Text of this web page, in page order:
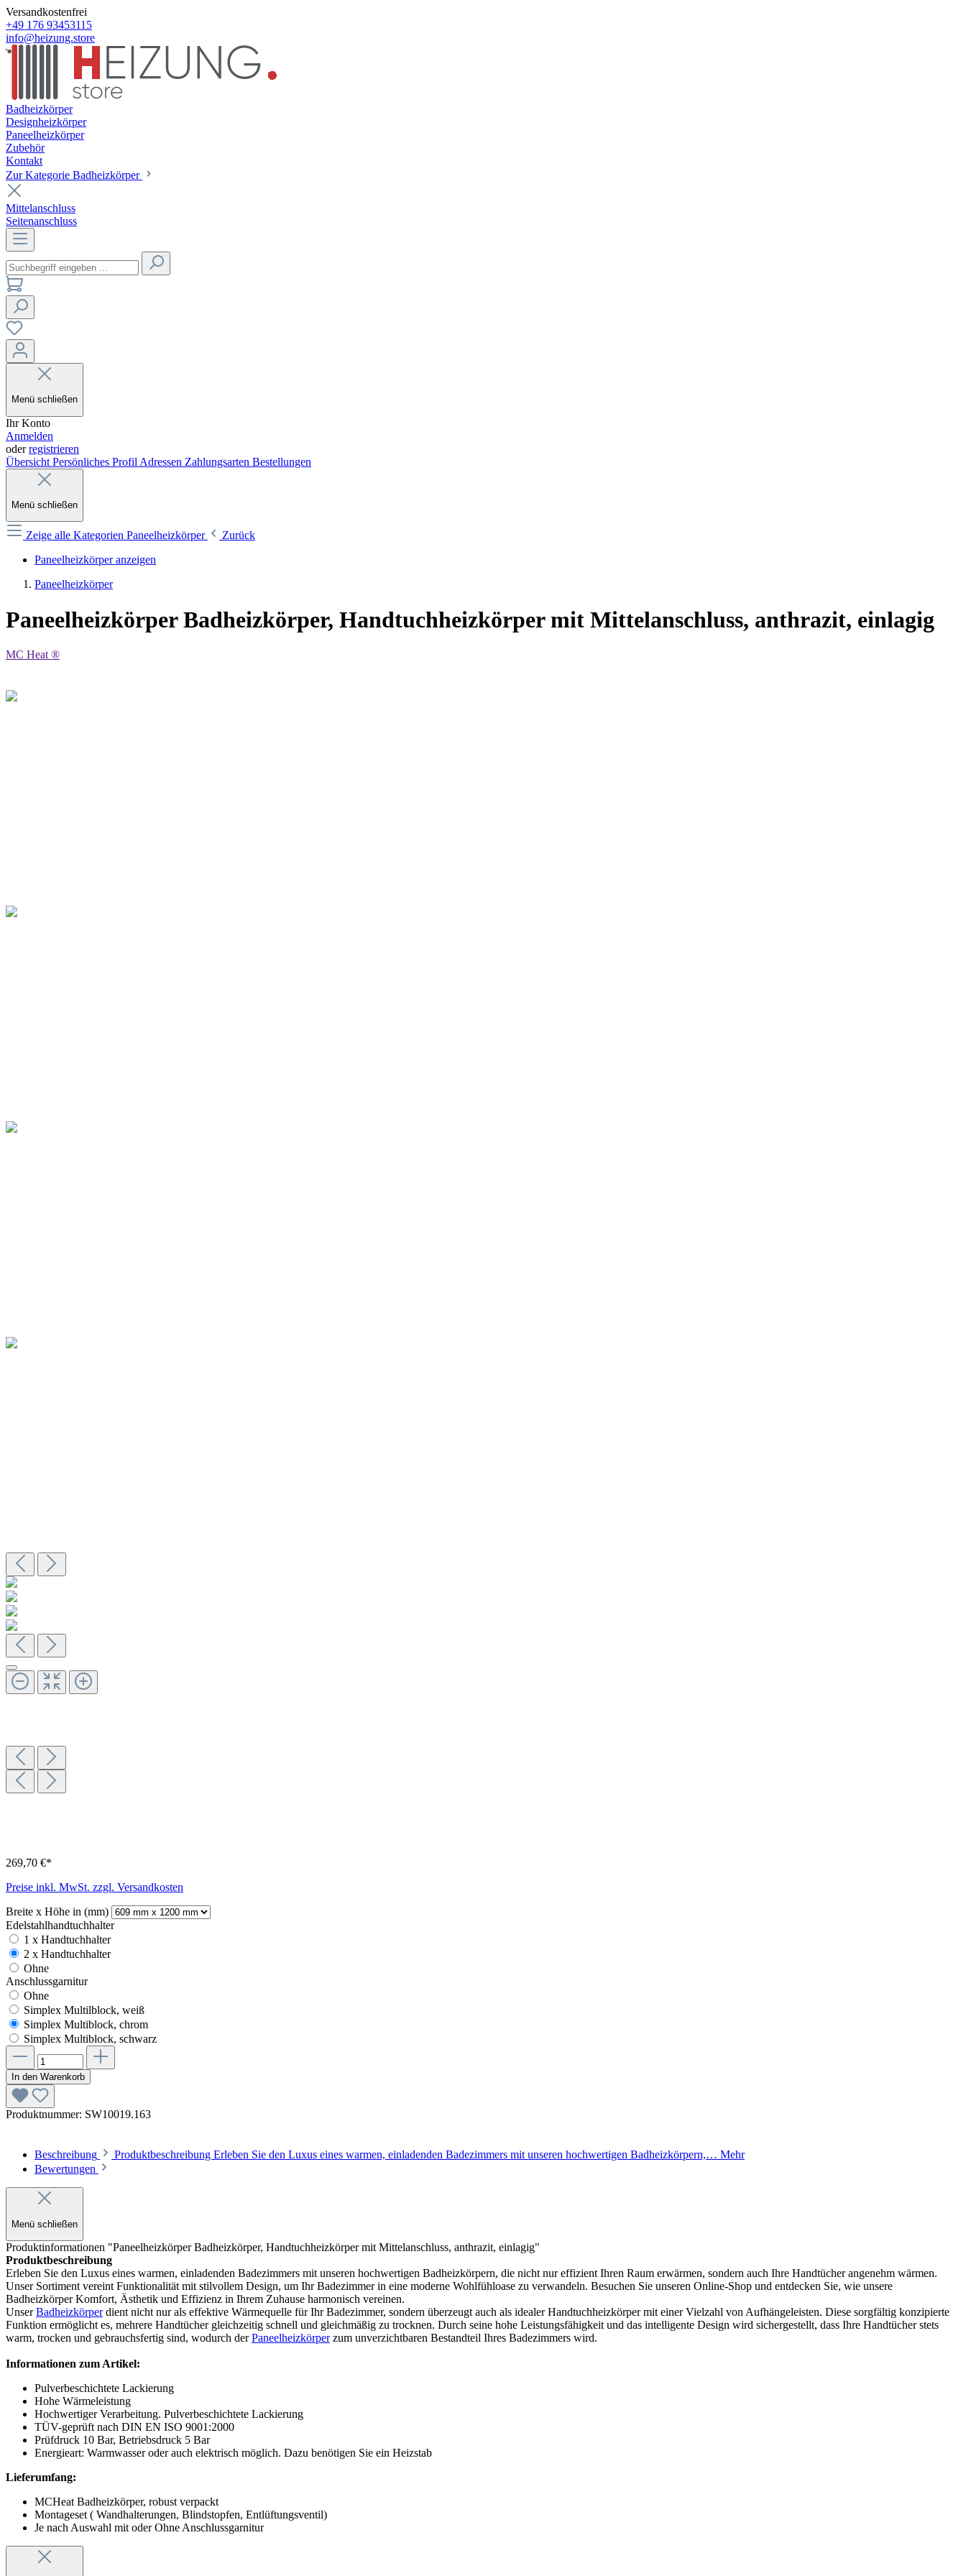
Versandkostenfrei
+49 176 93453115
info@heizung.store
Badheizkörper
Designheizkörper
Paneelheizkörper
Zubehör
Kontakt
Zur Kategorie Badheizkörper
Mittelanschluss
Seitenanschluss
Menü schließen
Ihr Konto
Anmelden
oderregistrieren
Übersicht Persönliches Profil Adressen Zahlungsarten Bestellungen
Menü schließen
Zeige alle Kategorien Paneelheizkörper
Zurück
Paneelheizkörper anzeigen
Paneelheizkörper
Paneelheizkörper Badheizkörper, Handtuchheizkörper mit Mittelanschluss, anthrazit, einlagig
MC Heat ®
269,70 €*
Preise inkl. MwSt. zzgl. Versandkosten
Breite x Höhe in (mm)
Edelstahlhandtuchhalter
1 x Handtuchhalter
2 x Handtuchhalter
Ohne
Anschlussgarnitur
Ohne
Simplex Multilblock, weiß
Simplex Multiblock, chrom
Simplex Multiblock, schwarz
In den Warenkorb
Produktnummer: SW10019.163
Beschreibung Produktbeschreibung Erleben Sie den Luxus eines warmen, einladenden Badezimmers mit unseren hochwertigen Badheizkörpern,… Mehr
Bewertungen
Menü schließen
Produktinformationen "Paneelheizkörper Badheizkörper, Handtuchheizkörper mit Mittelanschluss, anthrazit, einlagig"
Produktbeschreibung
Erleben Sie den Luxus eines warmen, einladenden Badezimmers mit unseren hochwertigen Badheizkörpern, die nicht nur effizient Ihren Raum erwärmen, sondern auch Ihre Handtücher angenehm wärmen.
Unser Sortiment vereint Funktionalität mit stilvollem Design, um Ihr Badezimmer in eine moderne Wohlfühloase zu verwandeln. Besuchen Sie unseren Online-Shop und entdecken Sie, wie unsere
Badheizkörper Komfort, Ästhetik und Effizienz in Ihrem Zuhause harmonisch vereinen.
UnserBadheizkörperdient nicht nur als effektive Wärmequelle für Ihr Badezimmer, sondern überzeugt auch als idealer Handtuchheizkörper mit einer Vielzahl von Aufhängeleisten. Diese sorgfältig konzipierte
Funktion ermöglicht es, mehrere Handtücher gleichzeitig schnell und gleichmäßig zu trocknen. Durch seine hohe Leistungsfähigkeit und das intelligente Design wird sichergestellt, dass Ihre Handtücher stets
warm, trocken und gebrauchsfertig sind, wodurch derPaneelheizkörperzum unverzichtbaren Bestandteil Ihres Badezimmers wird.
Informationen zum Artikel:
Pulverbeschichtete Lackierung
Hohe Wärmeleistung
Hochwertiger Verarbeitung. Pulverbeschichtete Lackierung
TÜV-geprüft nach DIN EN ISO 9001:2000
Prüfdruck 10 Bar, Betriebsdruck 5 Bar
Energieart: Warmwasser oder auch elektrisch möglich. Dazu benötigen Sie ein Heizstab
Lieferumfang:
MCHeat Badheizkörper, robust verpackt
Montageset ( Wandhalterungen, Blindstopfen, Entlüftungsventil)
Je nach Auswahl mit oder Ohne Anschlussgarnitur